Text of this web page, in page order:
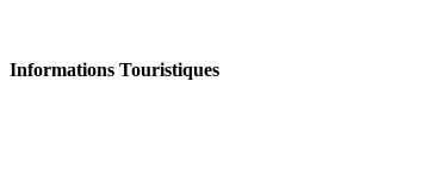
Informations Touristiques